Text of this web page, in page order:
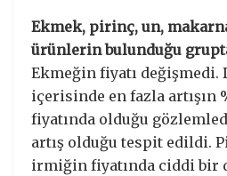
Ekmek, pirinç, un,
ürünlerin bulunduğu
Ekmeğin fiyatı değişmedi.
içerisinde en fazla artışın
fiyatında olduğu
artış olduğu tespit edildi.
irmiğin fiyatında ciddi bir